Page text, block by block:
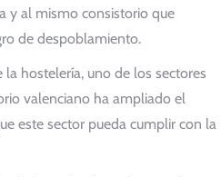
y al mismo consistorio que
de despoblamiento.
hostelería, uno de los sectores
valenciano ha ampliado el
este sector pueda cumplir con la